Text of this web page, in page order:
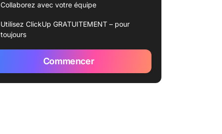
Collaborez avec votre équipe
Utilisez ClickUp GRATUITEMENT – pour
toujours
Commencer